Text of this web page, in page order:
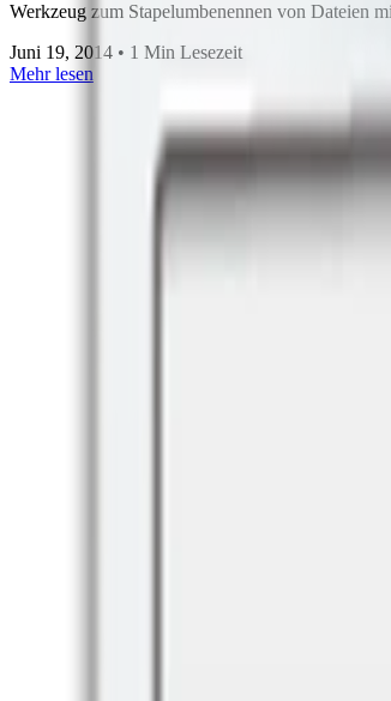
Werkzeug zum Stapelumbenennen von Dateien
Juni 19, 2014 • 1 Min Lesezeit
Mehr lesen